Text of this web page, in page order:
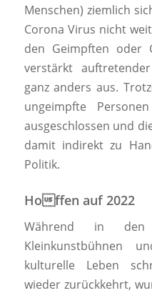
Menschen) ziemlich
Corona Virus nicht
den Geimpften oder
verstärkt
ganz anders aus.
ungeimpfte
ausgeschlossen und
damit indirekt zu
Politik.
Hoffen auf 2022
Während in
Kleinkunstbühnen
kulturelle Leben
wieder zurückkehrt,